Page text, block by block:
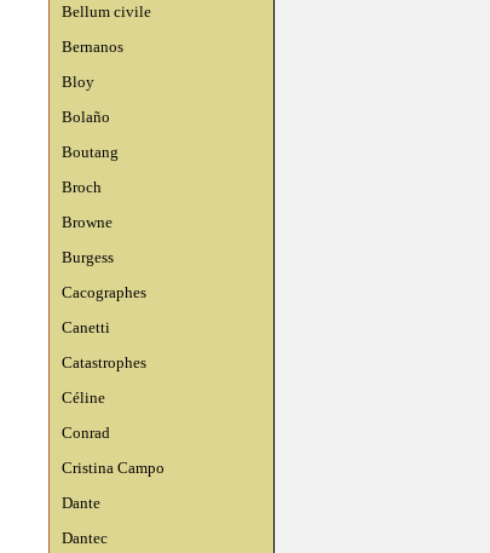
Bellum civile
Bernanos
Bloy
Bolaño
Boutang
Broch
Browne
Burgess
Cacographes
Canetti
Catastrophes
Céline
Conrad
Cristina Campo
Dante
Dantec